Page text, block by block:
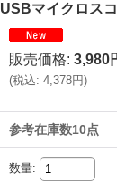
USBマイクロス
販売価格: 3,980
(税込: 4,378円)
参考在庫数10点
数量: